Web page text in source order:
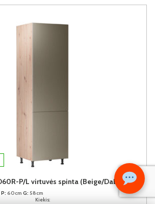
Kiekis:
LANGEN BEIGE D60R-P/L virtuvės spinta (Beige/Dab Artisan)
P: 60cm G: 58cm